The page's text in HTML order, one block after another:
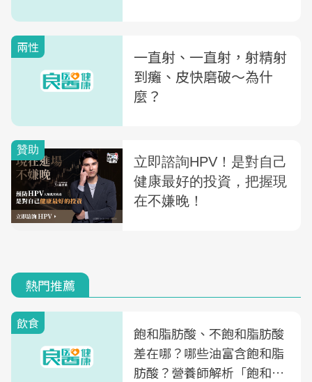
兩性
一直射、一直射，射精射
到癱、皮快磨破〜為什
麼？
熱門推薦
飲食
飽和脂肪酸、不飽和脂肪酸
差在哪？哪些油富含飽和脂
肪酸？營養師解析「飽和脂